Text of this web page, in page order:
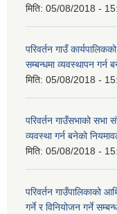
मिति: 05/08/2018 -
परिवर्तन गाउँ
सम्बन्धमा व्यवस्थापन गर्न
मिति: 05/08/2018 -
परिवर्तन गाउँसभाको सभा
व्यवस्था गर्न बनेको
मिति: 05/08/2018 -
परिवर्तन गाउँपालिकाको
गर्ने र विनियोजन गर्ने